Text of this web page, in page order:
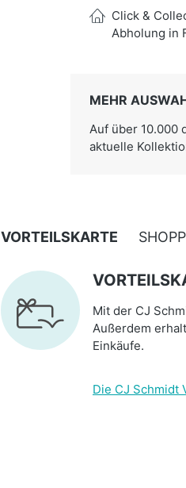
Click &
Abholung in
MEHR
Auf über 10.000
aktuelle
VORTEILSKARTE
Mit der CJ
Außerdem
Einkäufe.
Die CJ Schmidt